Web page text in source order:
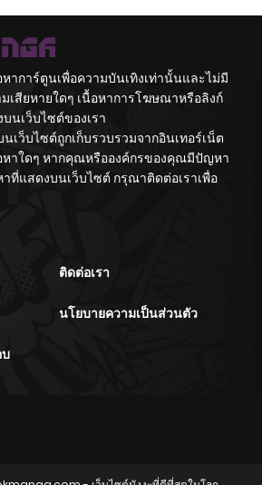
าการ์ตูนเพื่อความบันเทิงเท่านั้นและไม่มี
เสียหายใดๆ เนื้อหาการโฆษณาหรือลิงก์
นเว็บไซต์ของเรา
ว็บไซต์ถูกเก็บรวบรวมจากอินเทอร์เน็ต
หาใดๆ หากคุณหรือองค์กรของคุณมีปัญหา
าที่แสดงบนเว็บไซต์ กรุณาติดต่อเราเพื่อ
ติดต่อเรา
นโยบายความเป็นส่วนตัว